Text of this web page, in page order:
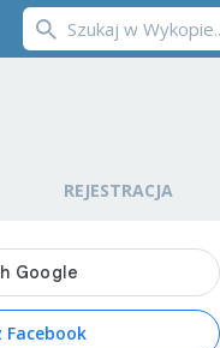
REJESTRACJA
Facebook